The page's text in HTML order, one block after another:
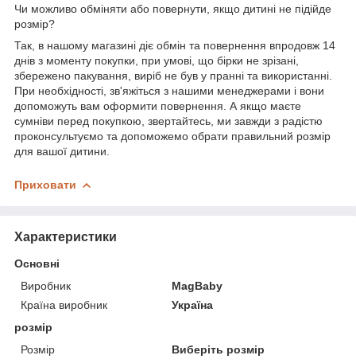
Чи можливо обміняти або повернути, якщо дитині не підійде
розмір?
Так, в нашому магазині діє обмін та повернення впродовж 14
днів з моменту покупки, при умові, що бірки не зрізані,
збережено пакування, виріб не був у пранні та використанні.
При необхідності, зв'яжіться з нашими менеджерами і вони
допоможуть вам оформити повернення. А якщо маєте
сумніви перед покупкою, звертайтесь, ми завжди з радістю
проконсультуємо та допоможемо обрати правильний розмір
для вашої дитини.
Приховати
Характеристики
Основні
Виробник
MagBaby
Країна виробник
Україна
розмір
Розмір
Виберіть розмір